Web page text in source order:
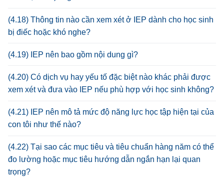
(4.18) Thông tin nào cần xem xét ở IEP dành cho học sinh
bị điếc hoặc khó nghe?
(4.19) IEP nên bao gồm nội dung gì?
(4.20) Có dịch vụ hay yếu tố đặc biệt nào khác phải được
xem xét và đưa vào IEP nếu phù hợp với học sinh không?
(4.21) IEP nên mô tả mức độ năng lực học tập hiện tại của
con tôi như thế nào?
(4.22) Tại sao các mục tiêu và tiêu chuẩn hàng năm có thể
đo lường hoặc mục tiêu hướng dẫn ngắn hạn lại quan
trọng?